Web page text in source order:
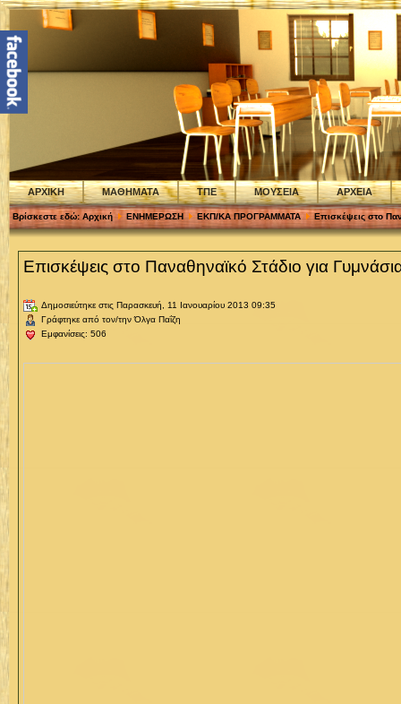
ΑΡΧΙΚΗ ΜΑΘΗΜΑΤΑ ΤΠΕ ΜΟΥΣΕΙΑ ΑΡΧΕΙΑ
Βρίσκεστε εδώ: Αρχική ΕΝΗΜΕΡΩΣΗ ΕΚΠ/ΚΑ ΠΡΟΓΡΑΜΜΑΤΑ Επισκέψεις στο
Επισκέψεις στο Παναθηναϊκό Στάδιο για
Δημοσιεύτηκε στις Παρασκευή, 11 Ιανουαρίου 2013 09:35
Γράφτηκε από τον/την Όλγα Παΐζη
Εμφανίσεις: 506